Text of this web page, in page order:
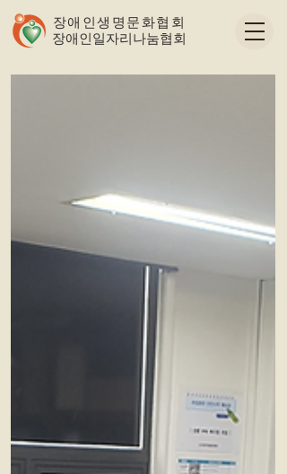
장애인생명문화협회
​장애인일자리나눔협회